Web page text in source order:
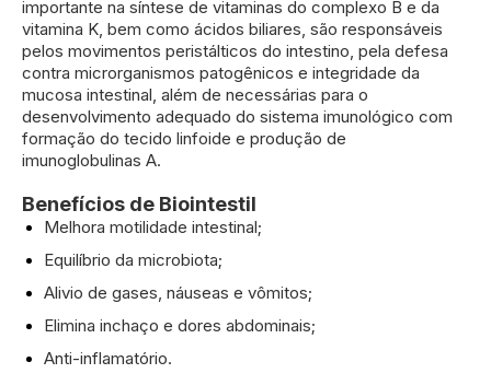
importante na síntese de vitaminas do complexo B e da
vitamina K, bem como ácidos biliares, são responsáveis
pelos movimentos peristálticos do intestino, pela defesa
contra microrganismos patogênicos e integridade da
mucosa intestinal, além de necessárias para o
desenvolvimento adequado do sistema imunológico com
formação do tecido linfoide e produção de
imunoglobulinas A.
Benefícios de Biointestil
Melhora motilidade intestinal;
Equilíbrio da microbiota;
Alivio de gases, náuseas e vômitos;
Elimina inchaço e dores abdominais;
Anti-inflamatório.